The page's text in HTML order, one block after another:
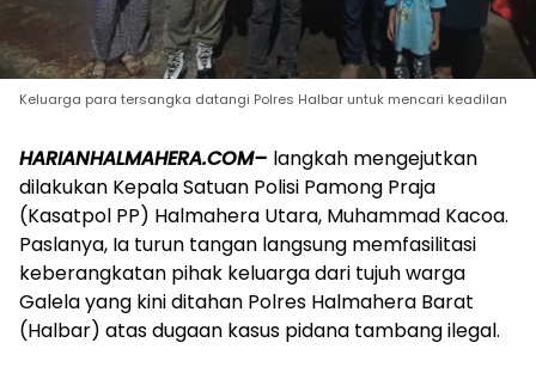
Keluarga para tersangka datangi Polres Halbar untuk mencari keadilan
HARIANHALMAHERA.COM– langkah mengejutkan
dilakukan Kepala Satuan Polisi Pamong Praja
(Kasatpol PP) Halmahera Utara, Muhammad Kacoa.
Paslanya, Ia turun tangan langsung memfasilitasi
keberangkatan pihak keluarga dari tujuh warga
Galela yang kini ditahan Polres Halmahera Barat
(Halbar) atas dugaan kasus pidana tambang ilegal.